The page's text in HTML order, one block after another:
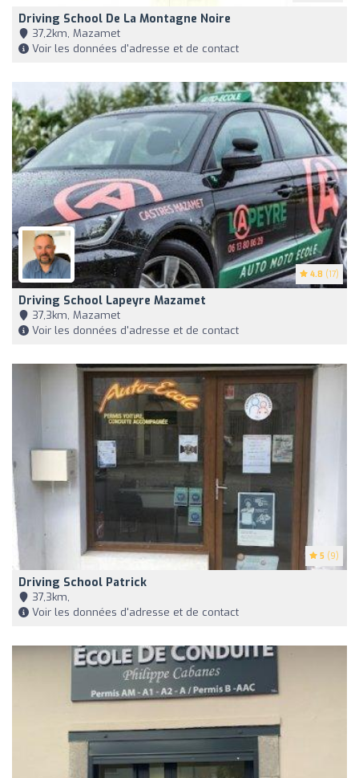
Driving School De La Montagne Noire
37,2km, Mazamet
Voir les données d'adresse et de contact
4.8 (17)
Driving School Lapeyre Mazamet
37,3km, Mazamet
Voir les données d'adresse et de contact
5 (9)
Driving School Patrick
37,3km,
Voir les données d'adresse et de contact